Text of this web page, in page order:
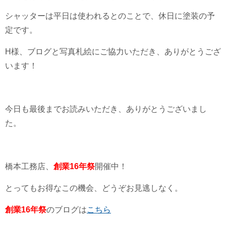
シャッターは平日は使われるとのことで、休日に塗装の予
定です。
H様、ブログと写真札絵にご協力いただき、ありがとうござ
います！
今日も最後までお読みいただき、ありがとうございまし
た。
橋本工務店、 創業16年祭開催中！
とってもお得なこの機会、どうぞお見逃しなく。
創業16年祭のブログはこちら